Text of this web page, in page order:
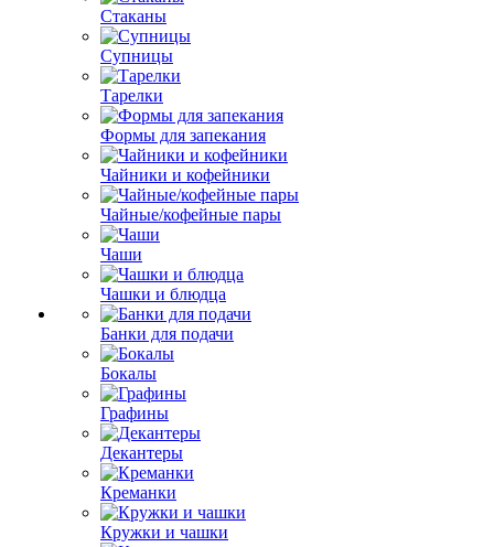
Стаканы
Супницы
Тарелки
Формы для запекания
Чайники и кофейники
Чайные/кофейные пары
Чаши
Чашки и блюдца
Банки для подачи
Бокалы
Графины
Декантеры
Креманки
Кружки и чашки